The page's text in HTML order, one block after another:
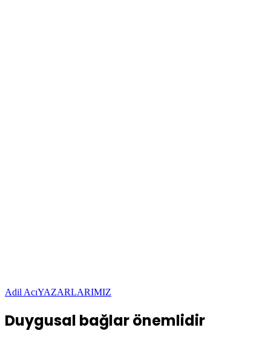
Adil AcıYAZARLARIMIZ
Duygusal bağlar önemlidir